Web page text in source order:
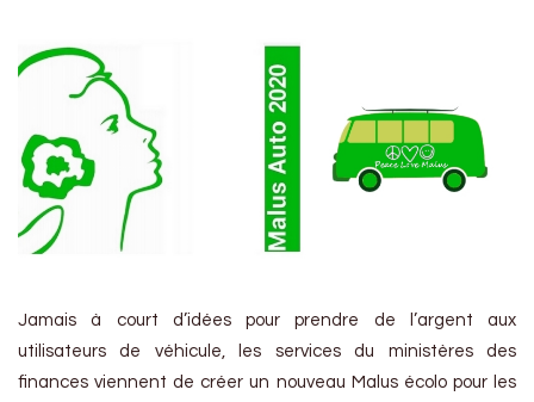
Jamais à court d’idées pour prendre de l’argent aux
utilisateurs de véhicule, les services du ministères des
finances viennent de créer un nouveau Malus écolo pour les